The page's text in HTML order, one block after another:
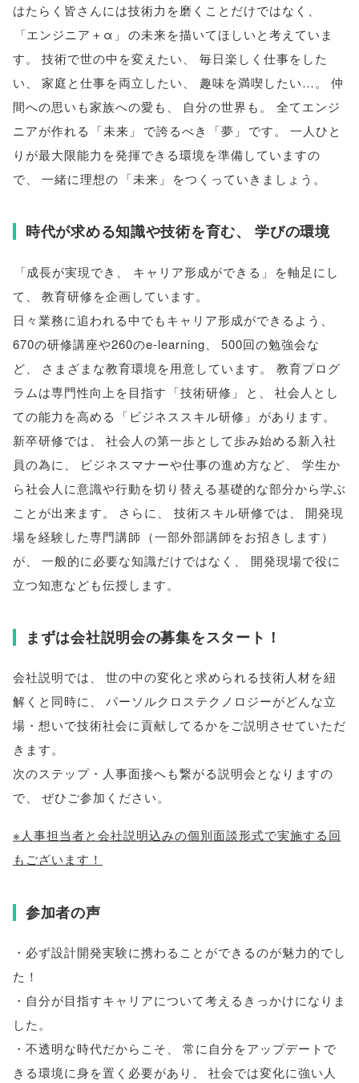
はたらく皆さんには技術力を磨くことだけではなく
「エンジニア＋α 」 の未来を描いてほしいと考えていま
す。 技術で世の中を変えたい
毎日楽しく仕事をした
い
家庭と仕事を両立したい 趣味を満喫したい…。
仲
間への思いも家族への愛も
自分の世界も 。
全てエンジ
ニアが作れる
「未来 」 で誇るべき 「夢 」 です。
一人ひと
りが最大限能力を発揮できる環境を準備していますの
で
一緒に理想の 「未来 」 をつくっていきましょう 。
時代が求める知識や技術を育む、 学びの環境
「成長が実現でき キャリア形成ができる 」
を軸足にし
て
教育研修を企画しています。
日々業務に追われる中でもキャリア形成ができるよう
670の研修講座や260のe-learning
500回の勉強会な
ど
さまざまな教育環境を用意しています。
教育プログ
ラムは専門性向上を目指す 「技術研修 」 と
社会人とし
ての能力を高める
「ビジネススキル研修 」 があります。
新卒研修では
社会人の第一歩として歩み始める新入社
員の為に
ビジネスマナーや仕事の進め方など
学生か
ら社会人に意識や行動を切り替える基礎的な部分から学ぶ
ことが出来ます。 さらに 技術スキル研修では
開発現
場を経験した専門講師 （一部外部講師をお招きします）
が
一般的に必要な知識だけではなく
開発現場で役に
立つ知恵なども伝授します。
まずは会社説明会の募集をスタート！
会社説明では、
世の中の変化と求められる技術人材を紐
解くと同時に、
パーソルクロステクノロジーがどんな立
場・想いで技術社会に貢献してるかをご説明させていただ
きます。
次のステップ・人事面接へも繋がる説明会となりますの
で、 ぜひご参加ください。
※人事担当者と会社説明込みの個別面談形式で実施する回
もございます！
参加者の声
・必ず設計開発実験に携わることができるのが魅力的でし
た！
・自分が目指すキャリアについて考えるきっかけになりま
した。
・不透明な時代だからこそ、
常に自分をアップデートで
きる環境に身を置く必要があり 、
社会では変化に強い人